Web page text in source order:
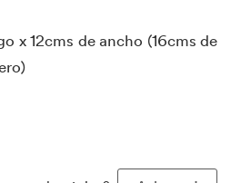
x 12cms de ancho (16cms de